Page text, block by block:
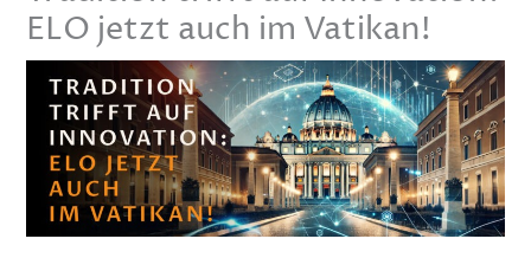
ELO jetzt auch im Vatikan!